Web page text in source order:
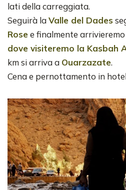
lati della carreggiata.
Seguirà laValle del Dades
Rosee finalmente
dove visiteremo la Kasbah
km si arriva a Ouarzazate.
Cena e pernottamento in